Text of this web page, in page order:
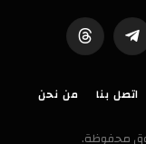
تيلقرام Threads
اتصل بنا من نحن